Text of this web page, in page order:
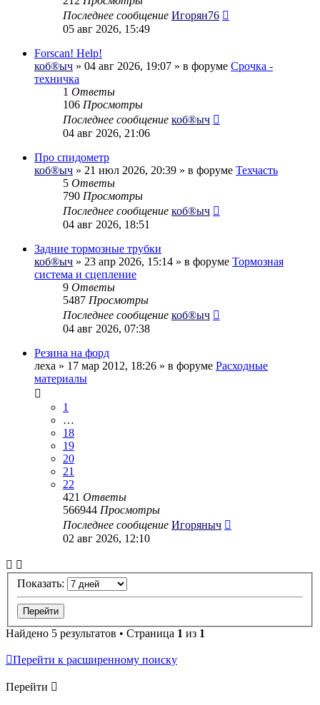
Последнее сообщение Игорян76
05 авг 2026, 15:49
Forscan! Help!
коб®ыч » 04 авг 2026, 19:07 » в форуме Срочка -
техничка
1 Ответы
106 Просмотры
Последнее сообщение коб®ыч
04 авг 2026, 21:06
Про спидометр
коб®ыч » 21 июл 2026, 20:39 » в форуме Техчасть
5 Ответы
790 Просмотры
Последнее сообщение коб®ыч
04 авг 2026, 18:51
Задние тормозные трубки
коб®ыч » 23 апр 2026, 15:14 » в форуме Тормозная
система и сцепление
9 Ответы
5487 Просмотры
Последнее сообщение коб®ыч
04 авг 2026, 07:38
Резина на форд
леха » 17 мар 2012, 18:26 » в форуме Расходные
материалы
1
…
18
19
20
21
22
421 Ответы
566944 Просмотры
Последнее сообщение Игоряныч
02 авг 2026, 12:10
Показать:
Найдено 5 результатов • Страница 1 из 1
Перейти к расширенному поиску
Перейти